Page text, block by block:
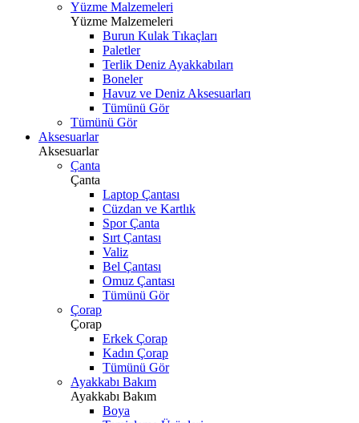
Yüzme Malzemeleri
Yüzme Malzemeleri
Burun Kulak Tıkaçları
Paletler
Terlik Deniz Ayakkabıları
Boneler
Havuz ve Deniz Aksesuarları
Tümünü Gör
Tümünü Gör
Aksesuarlar
Aksesuarlar
Çanta
Çanta
Laptop Çantası
Cüzdan ve Kartlık
Spor Çanta
Sırt Çantası
Valiz
Bel Çantası
Omuz Çantası
Tümünü Gör
Çorap
Çorap
Erkek Çorap
Kadın Çorap
Tümünü Gör
Ayakkabı Bakım
Ayakkabı Bakım
Boya